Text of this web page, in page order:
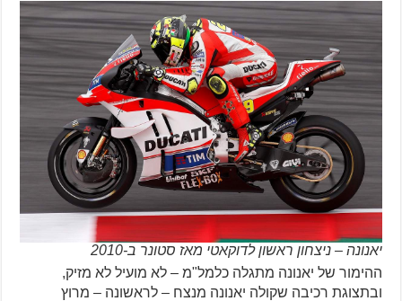
יאנונה – ניצחון ראשון לדוקאטי מאז סטונר ב-2010
ההימור של יאנונה מתגלה כלמל"מ – לא מועיל לא מזיק,
ובתצוגת רכיבה שקולה יאנונה מנצח – לראשונה – מרוץ